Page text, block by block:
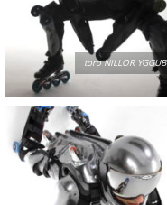
toro NILLOR YGGUB